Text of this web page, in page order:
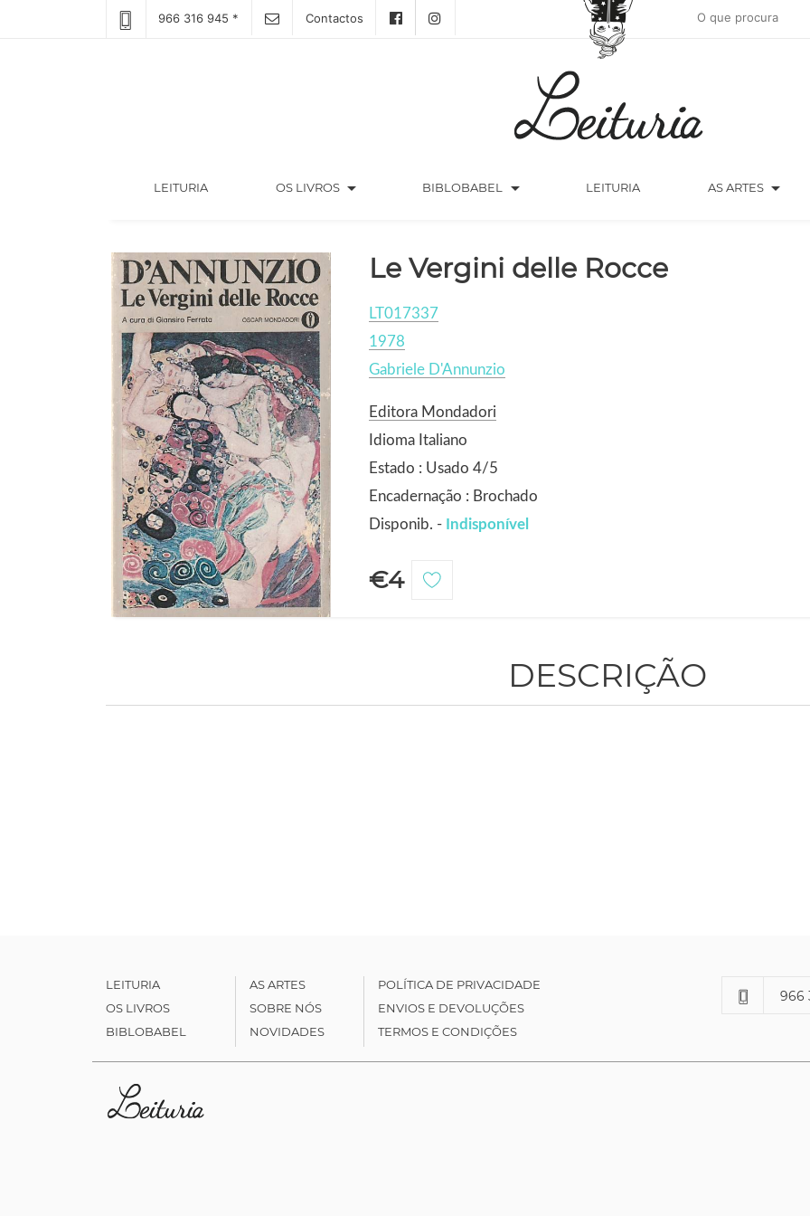
966 316 945 * Contactos
LEITURIA(CURRENT) OS LIVROS arrow_drop_down BIBLOBABEL arrow_drop_down LEITURIA AS ARTES arrow_drop_down
Le Vergini delle Rocce
LT017337
1978
Gabriele D'Annunzio
Editora Mondadori
Idioma Italiano
Estado : Usado 4/5
Encadernação : Brochado
Disponib. - Indisponível
€4
DESCRIÇÃO
LEITURIA
OS LIVROS
BIBLOBABEL
AS ARTES
SOBRE NÓS
NOVIDADES
POLÍTICA DE PRIVACIDADE
ENVIOS E DEVOLUÇÕES
TERMOS E CONDIÇÕES
966